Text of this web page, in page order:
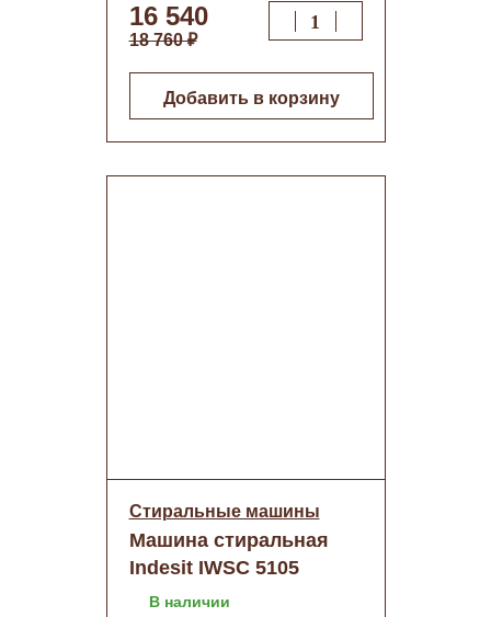
16 540
18 760 ₽
Добавить в корзину
Стиральные машины
Машина стиральная
Indesit IWSC 5105
В наличии